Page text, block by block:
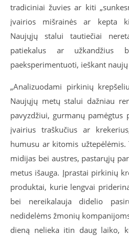
tradiciniai žuvies ar kiti
įvairios mišrainės ar kepta
Naujųjų stalui tautiečiai
patiekalus ar užkandžius
paeksperimentuoti, ieškant
„Analizuodami pirkinių
Naujųjų metų stalui dažniau
pavyzdžiui, gurmanų pamėgtus
įvairius traškučius ar
humusu ar kitomis
midijas bei austres, pastarųjų
metus išauga. Įprastai pirkinių
produktai, kurie lengvai
bei nereikalauja didelio
nedidelėms žmonių
dieną nelieka itin daug laiko,